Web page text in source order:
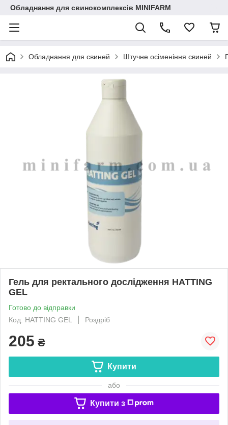
Обладнання для свинокомплексів MINIFARM
Обладнання для свиней Штучне осіменіння свиней
Гель для ректального дослідження HATTING
GEL
Готово до відправки
Код: HATTING GEL
Роздріб
205 ₴
Купити
або
Купити з